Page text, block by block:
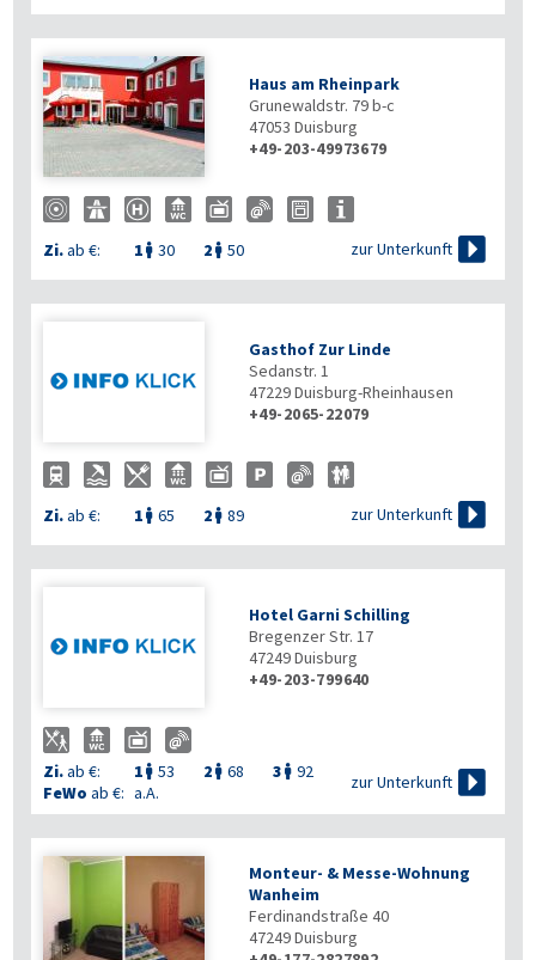
Haus am Rheinpark
Grunewaldstr. 79 b-c
47053 Duisburg
+49-203-49973679
Zi.ab €: 1  30 2  50 zur Unterkunft 
Gasthof Zur Linde
Sedanstr. 1
47229Duisburg-Rheinhausen
+49-2065-22079
Zi.ab €: 1  65 2  89 zur Unterkunft 
Hotel Garni Schilling
Bregenzer Str. 17
47249Duisburg
+49-203-799640
Zi.ab €: 1  53 2  68 3  92
FeWo ab €: a.A.
zur Unterkunft 
Monteur- & Messe-Wohnung
Wanheim
Ferdinandstraße 40
47249Duisburg